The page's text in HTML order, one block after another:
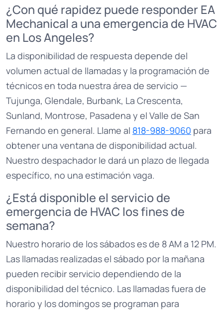
¿Con qué rapidez puede responder EA
Mechanical a una emergencia de HVAC
en Los Angeles?
La disponibilidad de respuesta depende del
volumen actual de llamadas y la programación de
técnicos en toda nuestra área de servicio —
Tujunga, Glendale, Burbank, La Crescenta,
Sunland, Montrose, Pasadena y el Valle de San
Fernando en general. Llame al 818-988-9060 para
obtener una ventana de disponibilidad actual.
Nuestro despachador le dará un plazo de llegada
específico, no una estimación vaga.
¿Está disponible el servicio de
emergencia de HVAC los fines de
semana?
Nuestro horario de los sábados es de 8 AM a 12 PM.
Las llamadas realizadas el sábado por la mañana
pueden recibir servicio dependiendo de la
disponibilidad del técnico. Las llamadas fuera de
horario y los domingos se programan para